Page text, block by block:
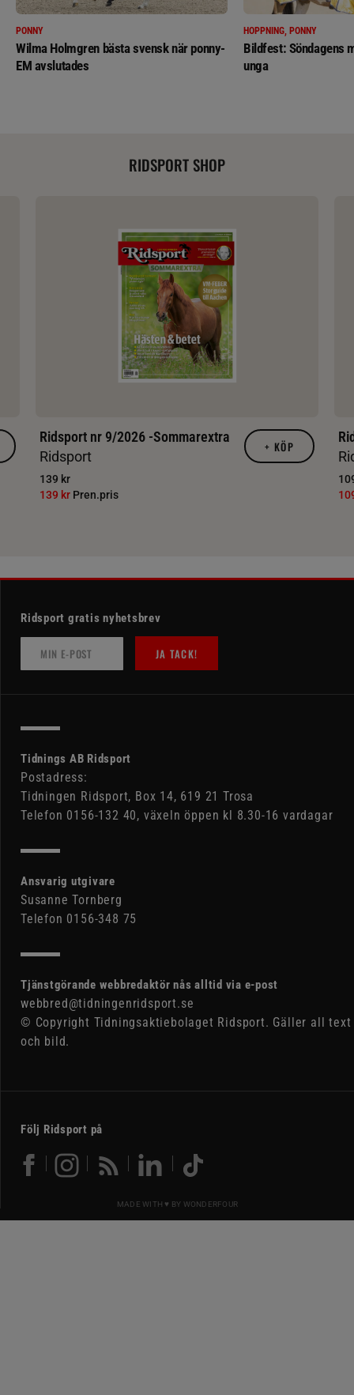
PONNY
Wilma Holmgren bästa svensk när ponny-
EM avslutades
HOPPNING, PONNY
Bildfest: Söndagens
unga
RIDSPORT SHOP
Ridsport nr 9/2026 -Sommarextra
Ridsport
139 kr
139 kr Pren.pris
+ KÖP
Ridsport gratis nyhetsbrev
JA TACK!
Tidnings AB Ridsport
Postadress:
Tidningen Ridsport, Box 14, 619 21 Trosa
Telefon 0156-132 40, växeln öppen kl 8.30-16 vardagar
Ansvarig utgivare
Susanne Tornberg
Telefon 0156-348 75
Tjänstgörande webbredaktör nås alltid via e-post
webbred@tidningenridsport.se
© Copyright Tidningsaktiebolaget Ridsport. Gäller all text
och bild.
Följ Ridsport på
MADE WITH ♥ BY WONDERFOUR